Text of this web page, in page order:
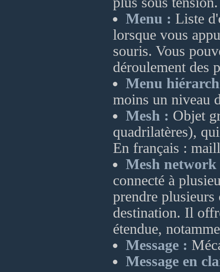
Menu : Liste
lorsque vous
souris. Vous
déroulement des
Menu
moins un niveau
Mesh : Objet
quadrilatères),
En français :
Mesh
connecté à
prendre
destination. Il
étendue,
Message :
Message en